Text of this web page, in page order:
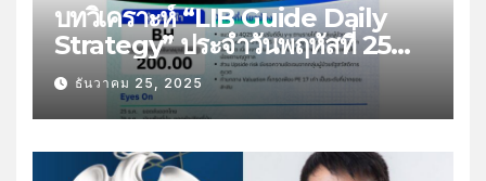
บทวิเคราะห์ “LIB Guide Daily
Strategy” ประจำวันพฤหัสที่ 25
ธันวาคม 2568 หัวข้อ “ติดตามยอด
ส่งออกไทย”
ธันวาคม 25, 2025